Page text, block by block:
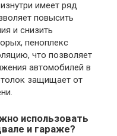
имеет ряд
повысить
и снизить
пеноплекс
что позволяет
автомобилей в
защищает от
использовать
и гараже?